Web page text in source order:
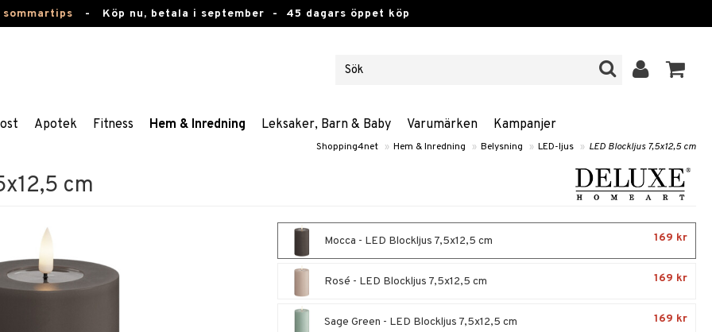
- Köp nu, betala i september - 45 dagars öppet köp
Apotek Fitness Hem & Inredning Leksaker, Barn & Baby Varumärken Kampanjer
Shopping4net » Hem & Inredning » Belysning » LED-ljus » LED Blockljus 7,5x12,5 cm
cm
Mocca - LED Blockljus 7,5x12,5 cm 169 kr
Rosé - LED Blockljus 7,5x12,5 cm 169 kr
Sage Green - LED Blockljus 7,5x12,5 cm 169 kr